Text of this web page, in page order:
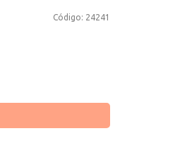
Código: 24241